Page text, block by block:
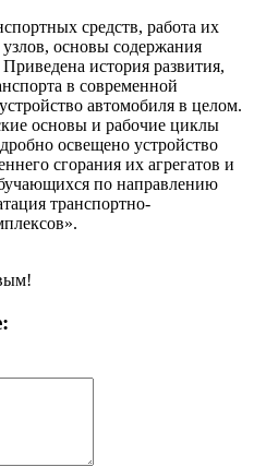
средств, работа их
основы содержания
история развития,
в современной
автомобиля в целом.
основы и рабочие циклы
освещено устройство
сгорания их агрегатов и
по направлению
транспортно-